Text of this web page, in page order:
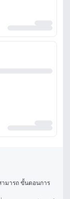
มารถ ขั้นตอนการ